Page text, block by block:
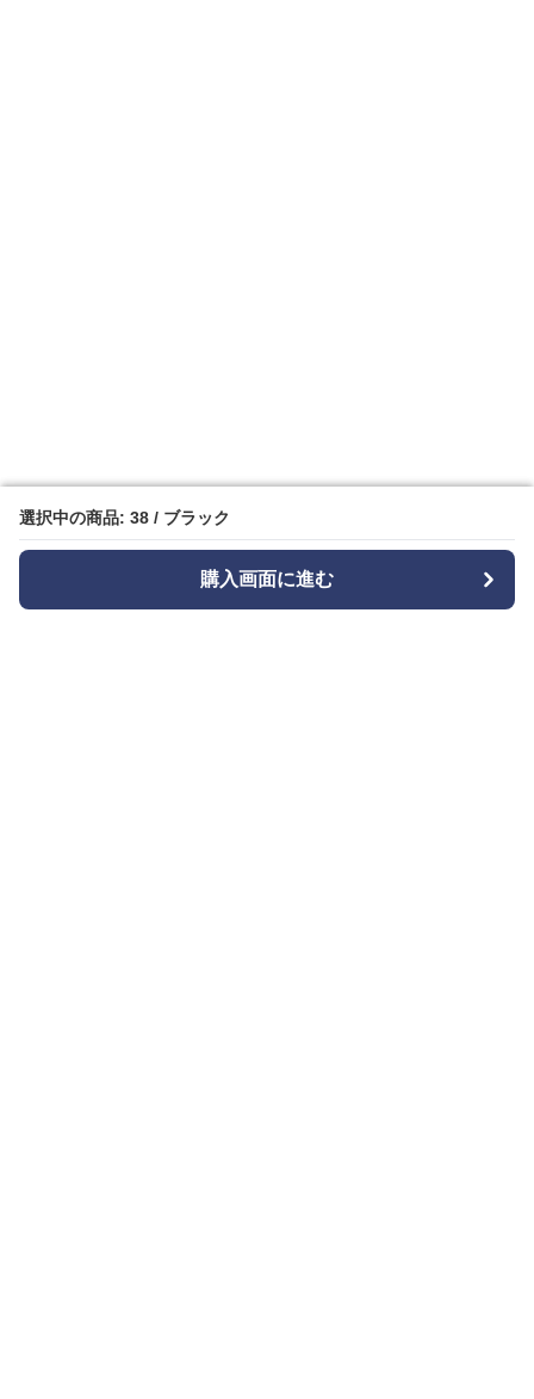
選択中の商品: 38 / ブラック
購入画面に進む
選択中の商品: 38 / ブラック
購入画面に進む